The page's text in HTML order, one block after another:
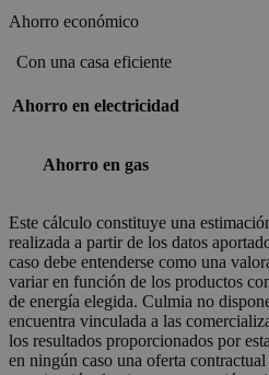
Ahorro económico
Con una casa eficiente
Ahorro en electricidad
Ahorro en gas
Este cálculo constituye una
realizada a partir de los datos
caso debe entenderse como una
variar en función de los productos
de energía elegida. Culmia no
encuentra vinculada a las
los resultados proporcionados por
en ningún caso una oferta